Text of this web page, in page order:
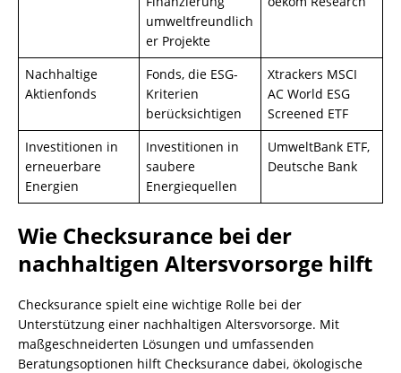
umweltfreundlich
er Projekte
Nachhaltige
Aktienfonds
Fonds, die ESG-
Kriterien
berücksichtigen
Xtrackers MSCI
AC World ESG
Screened ETF
Investitionen in
erneuerbare
Energien
Investitionen in
saubere
Energiequellen
UmweltBank ETF,
Deutsche Bank
Wie Checksurance bei der
nachhaltigen Altersvorsorge hilft
Checksurance spielt eine wichtige Rolle bei der
Unterstützung einer nachhaltigen Altersvorsorge. Mit
maßgeschneiderten Lösungen und umfassenden
Beratungsoptionen hilft Checksurance dabei, ökologische